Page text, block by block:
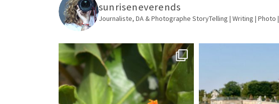
sunriseneverends
Journaliste, DA & Photographe StoryTelling | Writing | Photo |